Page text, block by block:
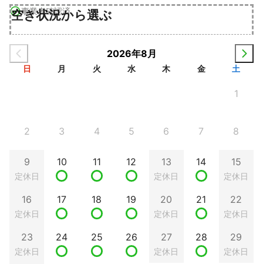
事業者確認済
空き状況から選ぶ
2026年8月
日 月 火 水 木 金 土
1
2 3 4 5 6 7 8
9
定休日
10 11 12 13
定休日
14 15
定休日
16
定休日
17 18 19 20
定休日
21 22
定休日
23
定休日
24 25 26 27
定休日
28 29
定休日